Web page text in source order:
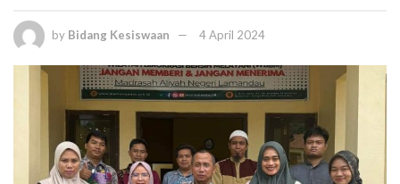
by Bidang Kesiswaan 4 April 2024